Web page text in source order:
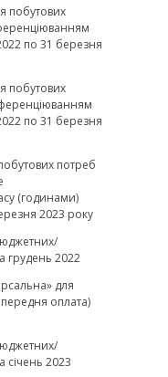
побутових
по 31 березня
побутових
по 31 березня
потреб
(годинами)
2023 року
грудень 2022
для
оплата)
січень 2023